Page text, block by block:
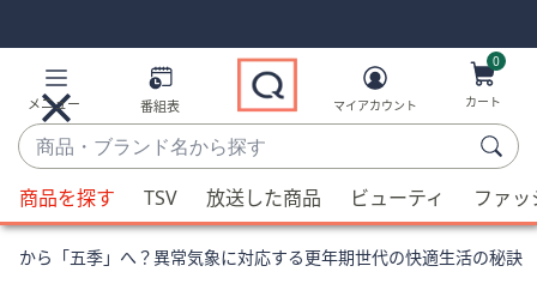
Links
Links2
メニュー 番組表
商
品・
ブ
ラ
ン
候
補
利
マイアカウント
0
カート
商品を探す TSV 放送した商品 ビューティ ファ
から「五季」へ？異常気象に対応する更年期世代の快適生活の秘訣